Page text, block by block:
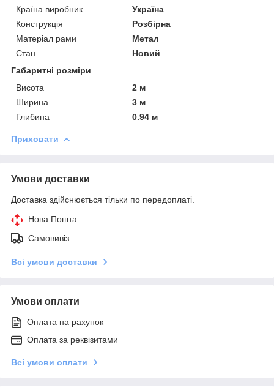
Країна виробник
Україна
Конструкція
Розбірна
Матеріал рами
Метал
Стан
Новий
Габаритні розміри
Висота
2 м
Ширина
3 м
Глибина
0.94 м
Приховати
Умови доставки
Доставка здійснюється тільки по передоплаті.
Нова Пошта
Самовивіз
Всі умови доставки
Умови оплати
Оплата на рахунок
Оплата за реквізитами
Всі умови оплати